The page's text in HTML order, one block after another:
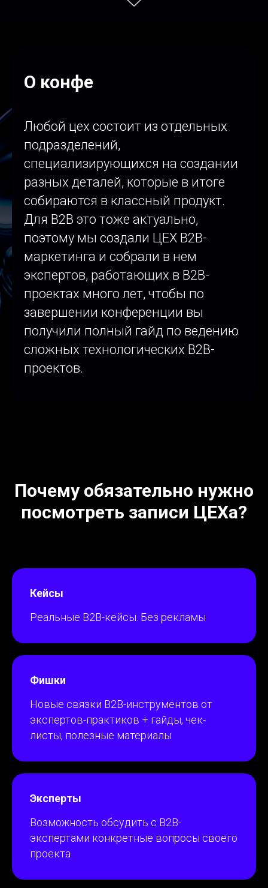
О конфе
Любой цех состоит из отдельных
подразделений,
специализирующихся на создании
разных деталей, которые в итоге
собираются в классный продукт.
Для В2В это тоже актуально,
поэтому мы создали ЦЕХ В2В-
маркетинга и собрали в нем
экспертов, работающих в В2В-
проектах много лет, чтобы по
завершении конференции вы
получили полный гайд по ведению
сложных технологических В2В-
проектов.
Почему обязательно нужно
посмотреть записи ЦЕХа?
Кейсы
Реальные В2В-кейсы. Без рекламы
Фишки
Новые связки В2В-инструментов от
экспертов-практиков + гайды, чек-
листы, полезные материалы
Эксперты
Возможность обсудить с В2В-
экспертами конкретные вопросы своего
проекта